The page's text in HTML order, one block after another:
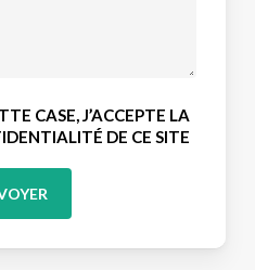
CASE, J’ACCEPTE LA
DE CE SITE